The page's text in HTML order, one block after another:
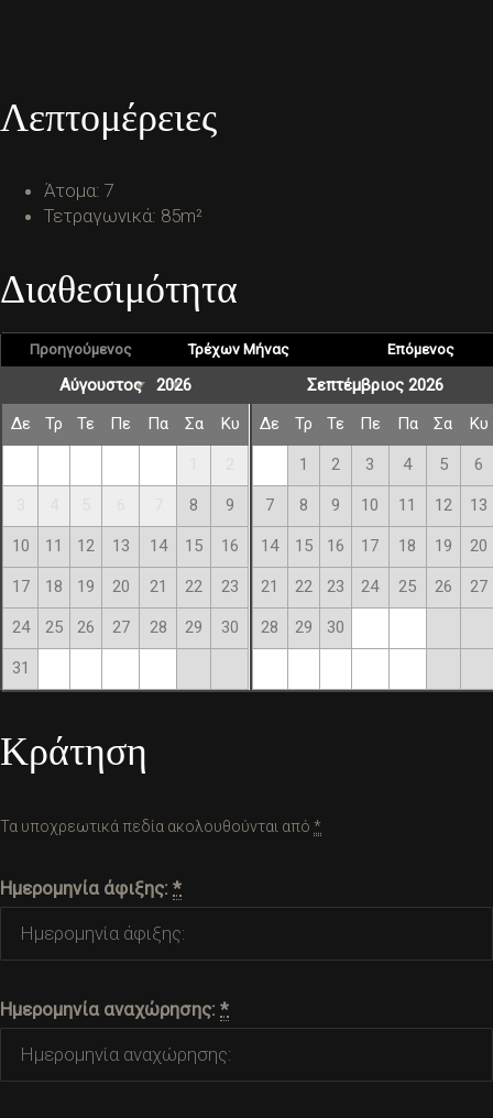
Λεπτομέρειες
Άτομα: 7
Τετραγωνικά: 85m²
Διαθεσιμότητα
Προηγούμενος Τρέχων Μήνας Επόμενος
Δε Τρ Τε Πε Πα Σα Κυ
8 9
10 11 12 13 14 15 16
17 18 19 20 21 22 23
24 25 26 27 28 29 30
31
Σεπτέμβριος 2026
Δε
Τρ Τε Πε Πα Σα Κυ
1 2 3 4 5 6
7 8 9 10 11 12 13
14 15 16 17 18 19 20
21 22 23 24 25 26 27
28 29 30
Κράτηση
Τα υποχρεωτικά πεδία ακολουθούνται από *
Ημερομηνία άφιξης: *
Ημερομηνία αναχώρησης: *